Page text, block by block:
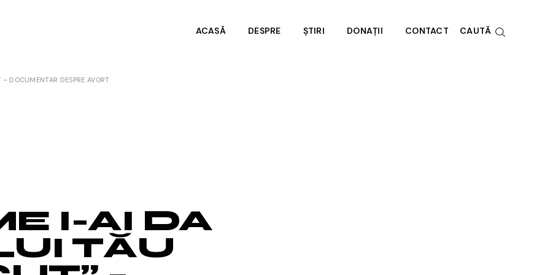
ACASĂ DESPRE ȘTIRI DONAȚII CONTACT CAUTĂ
DOCUMENTAR DESPRE AVORT
I-AI DA
TĂU